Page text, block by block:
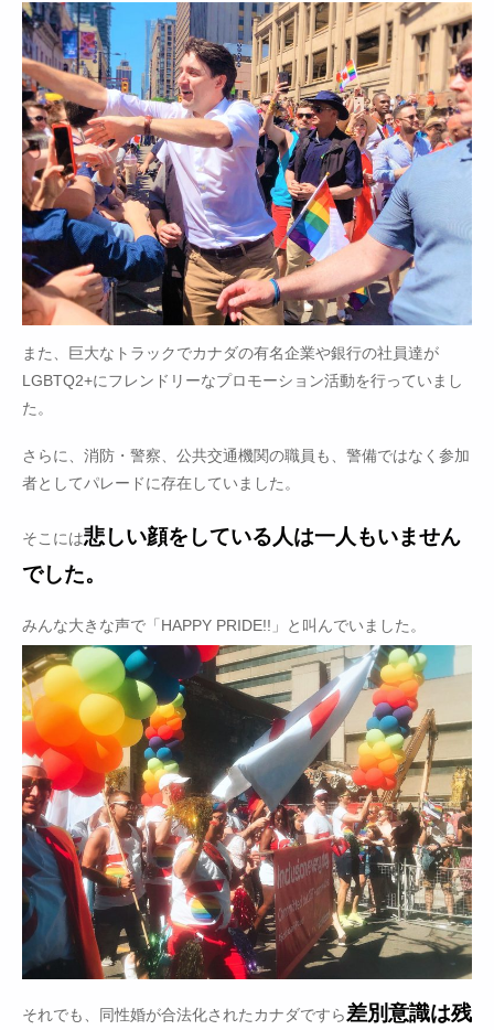
また、巨大なトラックでカナダの有名企業や銀行の社員達が
LGBTQ2+にフレンドリーなプロモーション活動を行っていまし
た。
さらに、消防・警察、公共交通機関の職員も、警備ではなく参加
者としてパレードに存在していました。
そこには悲しい顔をしている人は一人もいません
でした。
みんな大きな声で「HAPPY PRIDE!!」と叫んでいました。
それでも、同性婚が合法化されたカナダですら差別意識は残